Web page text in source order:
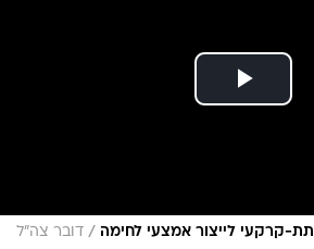
קרקעי לייצור אמצעי לחימה / דובר צה"ל